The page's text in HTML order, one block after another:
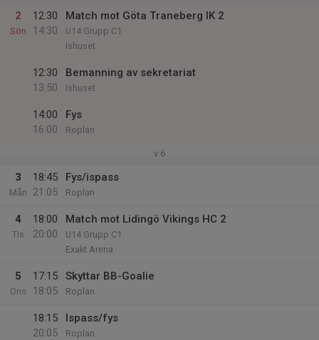
2
Sön
12:30
14:30
Match mot Göta Traneberg IK 2
U14 Grupp C1
Ishuset
12:30
13:50
Bemanning av sekretariat
Ishuset
14:00
16:00
Fys
Roplan
v.6
3
Mån
18:45
21:05
Fys/ispass
Roplan
4
Tis
18:00
20:00
Match mot Lidingö Vikings HC 2
U14 Grupp C1
Exakt Arena
5
Ons
17:15
18:05
Skyttar BB-Goalie
Roplan
18:15
20:05
Ispass/fys
Roplan